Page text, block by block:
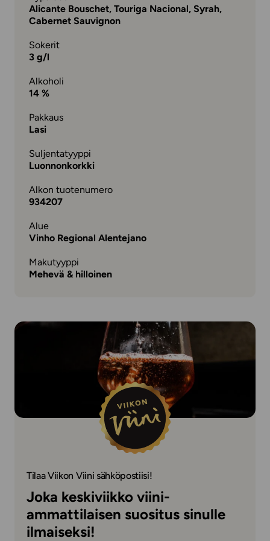
Alicante Bouschet, Touriga Nacional, Syrah,
Cabernet Sauvignon
Sokerit
3 g/l
Alkoholi
14 %
Pakkaus
Lasi
Suljentatyyppi
Luonnonkorkki
Alkon tuotenumero
934207
Alue
Vinho Regional Alentejano
Makutyyppi
Mehevä & hilloinen
Tilaa Viikon Viini sähköpostiisi!
Joka keskiviikko viini-
ammattilaisen suositus sinulle
ilmaiseksi!